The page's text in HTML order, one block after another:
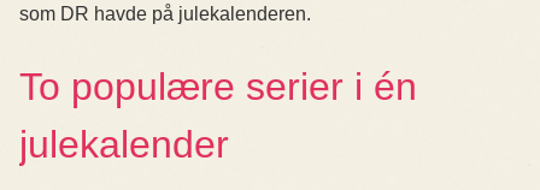
som DR havde på julekalenderen.
To populære serier i én
julekalender